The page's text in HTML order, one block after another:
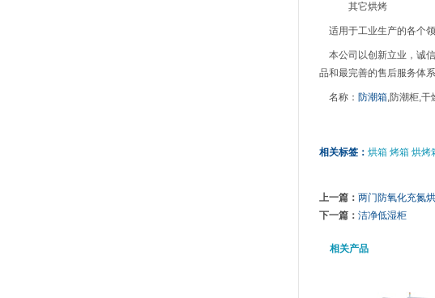
其它烘烤
适用于工业生产的各个
本公司以创新立业，诚
品和最完善的售后服务体
名称： 防潮箱,防潮柜,干
相关标签： 烘箱 烤箱 烘烤
上一篇： 两门防氧化充氮
下一篇： 洁净低湿柜
相关产品